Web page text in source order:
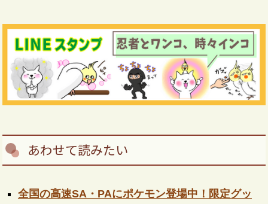
あわせて読みたい
全国の高速SA・PAにポケモン登場中！限定グッ